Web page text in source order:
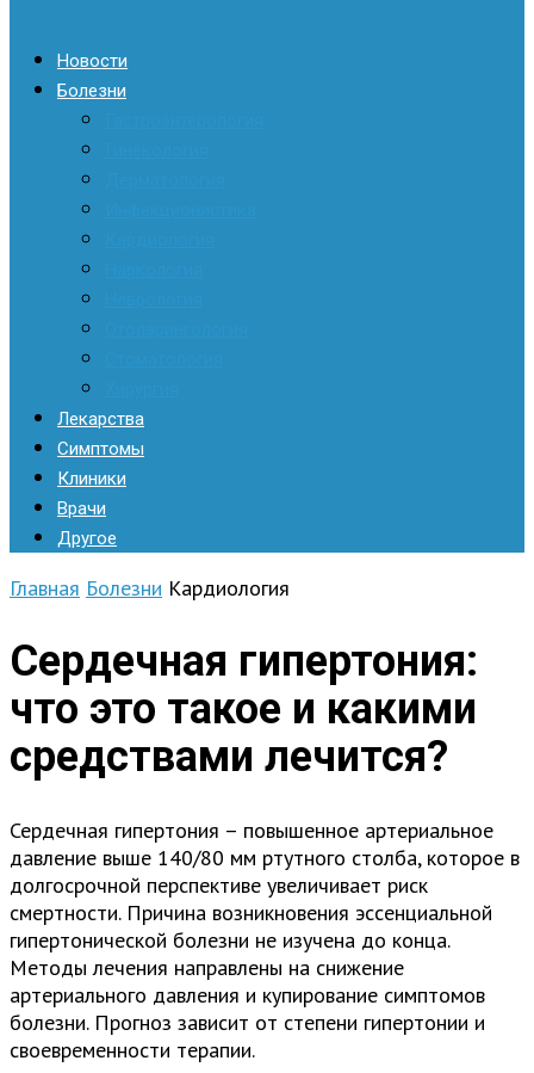
Новости
Болезни
Лекарства
Симптомы
Клиники
Врачи
Другое
Главная Болезни Кардиология
Сердечная гипертония:
что это такое и какими
средствами лечится?
Сердечная гипертония – повышенное артериальное
давление выше 140/80 мм ртутного столба, которое в
долгосрочной перспективе увеличивает риск
смертности. Причина возникновения эссенциальной
гипертонической болезни не изучена до конца.
Методы лечения направлены на снижение
артериального давления и купирование симптомов
болезни. Прогноз зависит от степени гипертонии и
своевременности терапии.